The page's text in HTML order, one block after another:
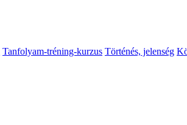
Tanfolyam-tréning-kurzus Történés, jelenség